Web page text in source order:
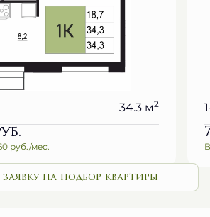
34.3 м2
руб./мес.
на подбор квартиры